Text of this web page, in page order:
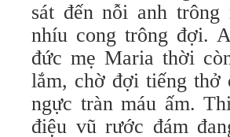
sát đến nỗi anh
nhíu cong trông đợi.
đức mẹ Maria thời
lắm, chờ đợi tiếng thở
ngực tràn máu ấm.
điệu vũ rước đám